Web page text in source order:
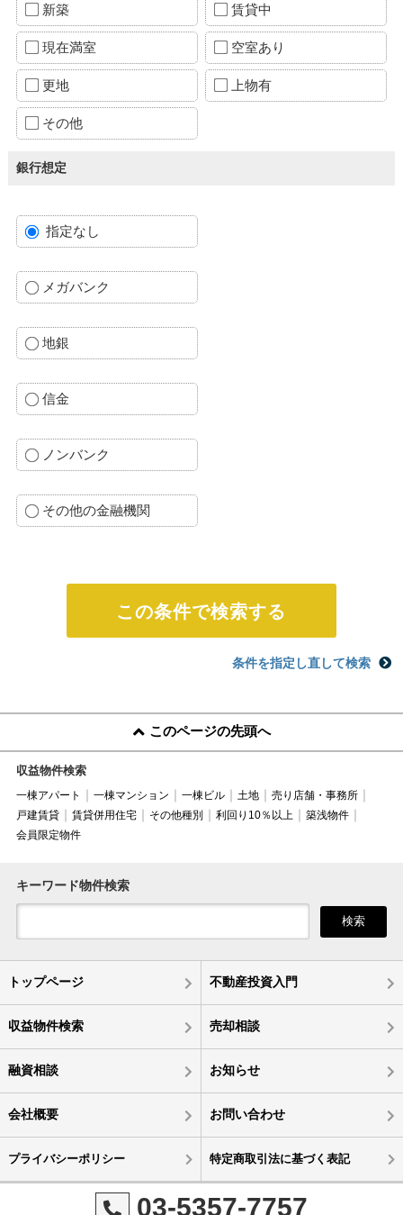
新築 賃貸中
現在満室 空室あり
更地 上物有
その他
銀行想定
指定なし
メガバンク
地銀
信金
ノンバンク
その他の金融機関
条件を指定し直して検索
このページの先頭へ
収益物件検索
一棟アパート 一棟マンション 一棟ビル 土地
売り店舗・事務所
戸建賃貸
賃貸併用住宅 その他種別 利回り10％以上
築浅物件
会員限定物件
キーワード物件検索
検索
トップページ 不動産投資入門
収益物件検索 売却相談
融資相談 お知らせ
会社概要 お問い合わせ
プライバシーポリシー 特定商取引法に基づく表記
03-5357-7757